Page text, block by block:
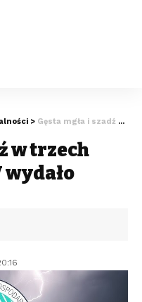
> Gęsta mgła i szadź w trzech powiatach. IMGW wydało ostrzeżenie
w trzech
wydało